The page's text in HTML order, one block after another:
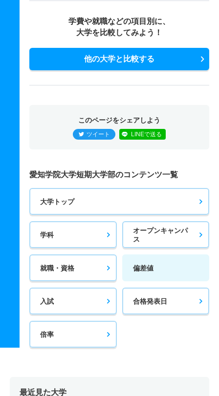
学費や就職などの項目別に、
大学を比較してみよう！
他の大学と比較する
このページをシェアしよう
ツイート LINEで送る
愛知学院大学短期大学部のコンテンツ一覧
大学トップ
学科
オープンキャンパ
ス
就職・資格 偏差値
入試 合格発表日
倍率
最近見た大学